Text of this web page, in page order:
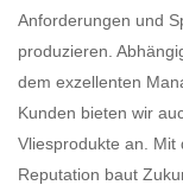
Anforderungen und
produzieren.
dem exzellenten
Kunden bieten wir
Vliesprodukte an. Mit
Reputation baut